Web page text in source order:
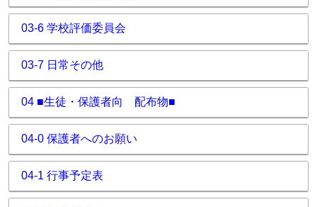
03-6 学校評価委員会
03-7 日常その他
04 ■生徒・保護者向 配布物■
04-0 保護者へのお願い
04-1 行事予定表